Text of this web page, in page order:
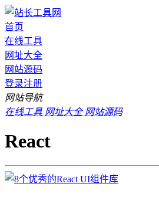
首页
在线工具
网址大全
网站源码
登录注册
网站导航
在线工具 网址大全 网站源码
React